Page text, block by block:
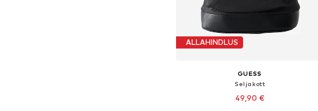
ALLAHINDLUS
GUESS
Seljakott
49,90 €